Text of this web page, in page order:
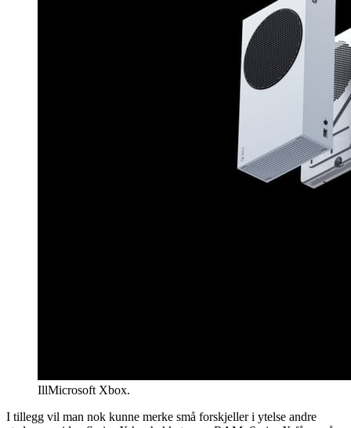
IllMicrosoft Xbox.
I tillegg vil man nok kunne merke små forskjeller i ytelse andre